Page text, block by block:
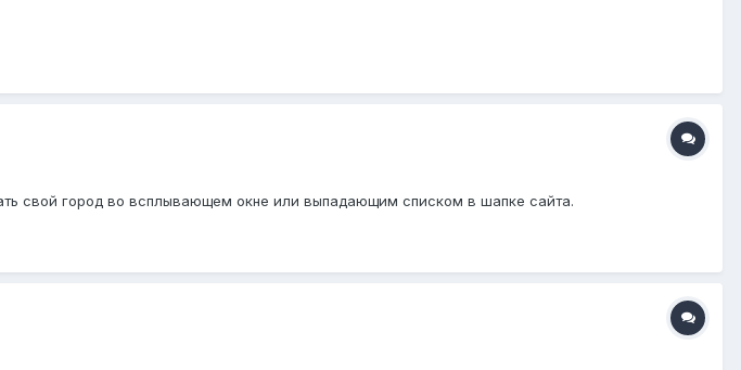
свой город во всплывающем окне или выпадающим списком в шапке сайта.